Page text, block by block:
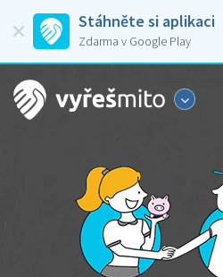
Stáhněte si aplikaci
Zdarma v Google Play